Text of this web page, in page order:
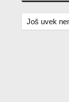
Još uvek